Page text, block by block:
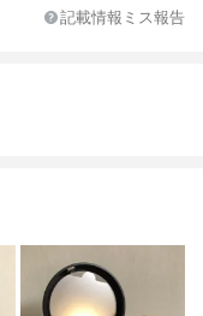
記載情報ミス報告